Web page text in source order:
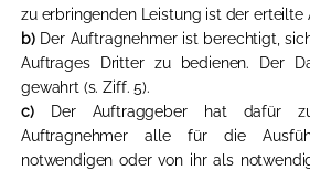
zu erbringenden Leistung ist der erteilte
b)Der Auftragnehmer ist berechtigt,
Auftrages Dritter zu bedienen. Der
gewahrt (s. Ziff. 5).
c)Der Auftraggeber hat dafür
Auftragnehmer alle für die
notwendigen oder von ihr als